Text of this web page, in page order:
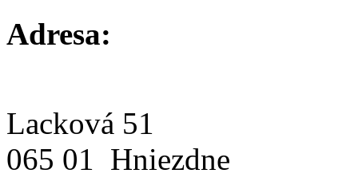
Adresa:
Lacková 51
065 01 Hniezdne